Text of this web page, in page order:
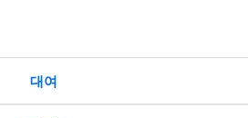
대여